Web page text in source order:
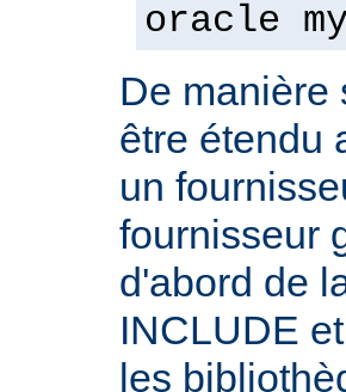
oracle
De manière
être étendu
un
fournisseur
d'abord de
INCLUDE
les